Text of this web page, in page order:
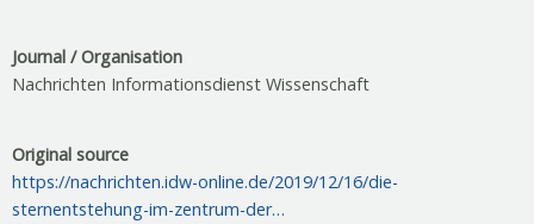
Journal / Organisation
Nachrichten Informationsdienst Wissenschaft
Original source
https://nachrichten.idw-online.de/2019/12/16/die-
sternentstehung-im-zentrum-der…